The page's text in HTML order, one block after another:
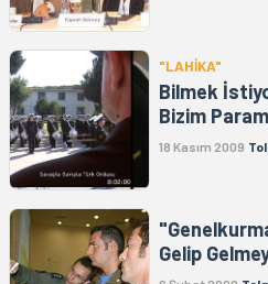
"LAHİKA"
Bilmek
Bizim
18 Kasım 2009
Gelip